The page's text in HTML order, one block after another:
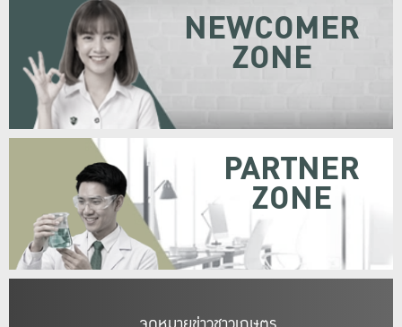
NEWCOMER
ZONE
PARTNER
ZONE